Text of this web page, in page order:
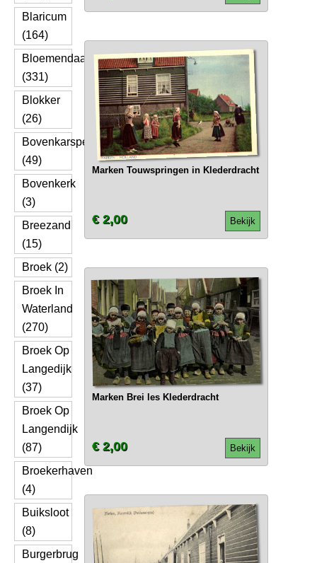
Blaricum
(164)
Bloemendaal
(331)
Blokker
(26)
Bovenkarspel
(49)
Bovenkerk
(3)
Breezand
(15)
Broek (2)
Broek In
Waterland
(270)
Broek Op
Langedijk
(37)
Broek Op
Langendijk
(87)
Broekerhaven
(4)
Buiksloot
(8)
Burgerbrug
Marken Touwspringen in Klederdracht
Bekijk
€ 2,00
Marken Brei les Klederdracht
Bekijk
€ 2,00